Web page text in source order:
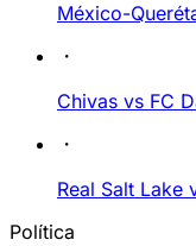
México-
Chivas vs FC
Real Salt Lake
Política